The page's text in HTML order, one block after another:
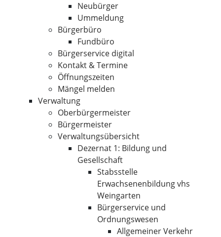
Neubürger
Ummeldung
Bürgerbüro
Fundbüro
Bürgerservice digital
Kontakt & Termine
Öffnungszeiten
Mängel melden
Verwaltung
Oberbürgermeister
Bürgermeister
Verwaltungsübersicht
Dezernat 1: Bildung und
Gesellschaft
Stabsstelle
Erwachsenenbildung vhs
Weingarten
Bürgerservice und
Ordnungswesen
Allgemeiner Verkehr